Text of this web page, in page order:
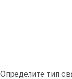
Определите тип